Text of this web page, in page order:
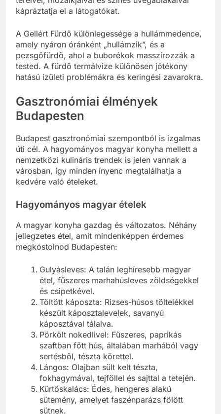
tereivel, mozaikjaival és színes üvegablakaival
A Gellért Fürdő különlegessége a hullámmedence,
amely nyáron óránként „hullámzik”, és a
pezsgőfürdő, ahol a buborékok masszírozzák a
tested. A fürdő termálvize különösen jótékony
Gasztronómiai élmények
Budapesten
Budapest gasztronómiai szempontból is izgalmas
úti cél. A hagyományos magyar konyha mellett a
nemzetközi kulináris trendek is jelen vannak a
városban, így minden ínyenc megtalálhatja a
Hagyományos magyar ételek
A magyar konyha gazdag és változatos. Néhány
jellegzetes étel, amit mindenképpen érdemes
Gulyásleves: A talán leghíresebb magyar
étel, fűszeres marhahúsleves zöldségekkel
és csipetkével.
Töltött káposzta: Rizses-húsos töltelékkel
készült káposztalevelek, savanyú
káposztával tálalva.
Pörkölt nokedlivel: Fűszeres, paprikás
szaftban főtt hús, általában marhából vagy
sertésből, tészta körettel.
Lángos: Olajban sült kelt tészta,
fokhagymával, tejföllel és sajttal a tetején.
Kürtőskalács: Édes, hengeres alakú
sütemény, amelyet faszénparázs fölött